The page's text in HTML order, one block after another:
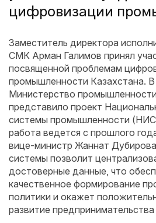
цифровизации
Заместитель директора
СМК Арман Галимов принял
посвященной проблемам
промышленности Казахстана.
Министерство
представило проект
системы промышленности
работа ведется с прошлого
вице-министр Жаннат
системы позволит
достоверные данные, что
качественное формирование
политики и окажет
развитие